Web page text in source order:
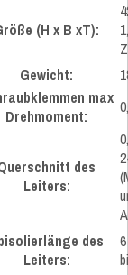
(H x B xT):
Gewicht:
max
Drehmoment:
des
Leiters:
des
Leiters: